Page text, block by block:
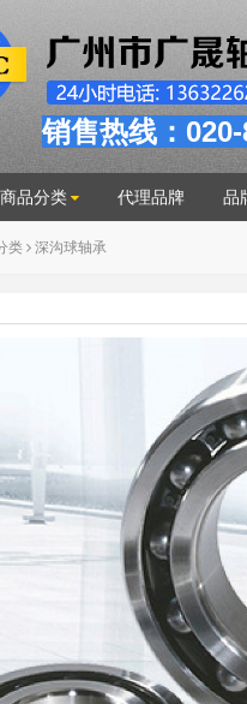
销售热线：
商品分类 代理品牌 品
类 深沟球轴承